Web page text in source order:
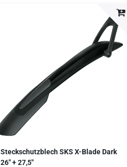
Steckschutzblech SKS X-Blade Dark
26" + 27,5"